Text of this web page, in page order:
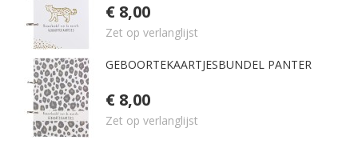
€ 8,00
Zet op verlanglijst
GEBOORTEKAARTJESBUNDEL PANTER
€ 8,00
Zet op verlanglijst